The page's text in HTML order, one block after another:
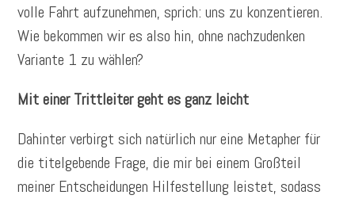
volle Fahrt aufzunehmen, sprich: uns zu konzentieren.
Wie bekommen wir es also hin, ohne nachzudenken
Variante 1 zu wählen?
Mit einer Trittleiter geht es ganz leicht
Dahinter verbirgt sich natürlich nur eine Metapher für
die titelgebende Frage, die mir bei einem Großteil
meiner Entscheidungen Hilfestellung leistet, sodass